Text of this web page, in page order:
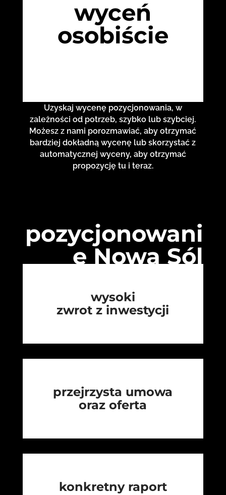
wyceń
osobiście
Uzyskaj wycenę pozycjonowania, w
zależności od potrzeb, szybko lub szybciej.
Możesz z nami porozmawiać, aby otrzymać
bardziej dokładną wycenę lub skorzystać z
automatycznej wyceny, aby otrzymać
propozycję tu i teraz.
pozycjonowani
e Nowa Sól
wysoki
zwrot z inwestycji
przejrzysta umowa
oraz oferta
konkretny raport